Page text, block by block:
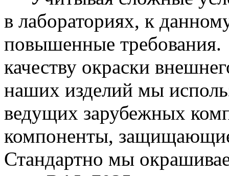
в лабораториях, к
повышенные требования.
качеству окраски
наших изделий мы
ведущих зарубежных
компоненты,
Стандартно мы